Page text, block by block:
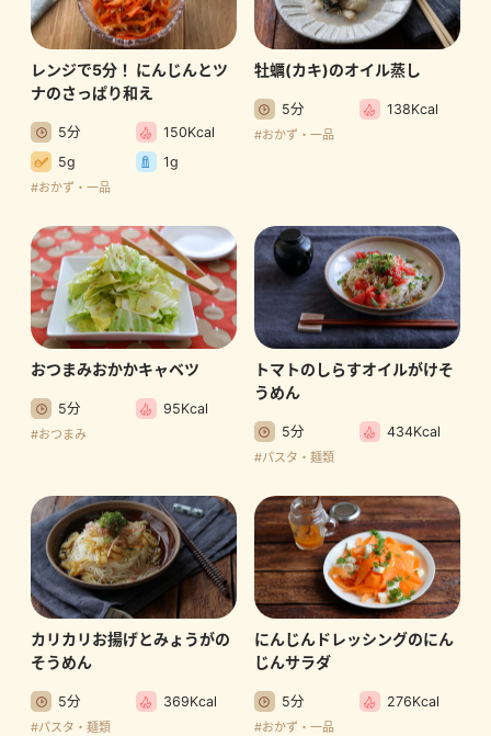
レンジで5分！ にんじんとツ
ナのさっぱり和え
5分
150Kcal
5g
1g
#おかず・一品
牡蠣(カキ)のオイル蒸し
5分 138Kcal
#おかず・一品
おつまみおかかキャベツ
5分 95Kcal
#おつまみ
トマトのしらすオイルがけそ
うめん
5分 434Kcal
#パスタ・麺類
カリカリお揚げとみょうがの
そうめん
5分 369Kcal
#パスタ・麺類
にんじんドレッシングのにん
じんサラダ
5分 276Kcal
#おかず・一品